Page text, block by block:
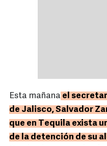
Esta mañana el
de Jalisco, Salvador
que en Tequila exista
de la detención de su